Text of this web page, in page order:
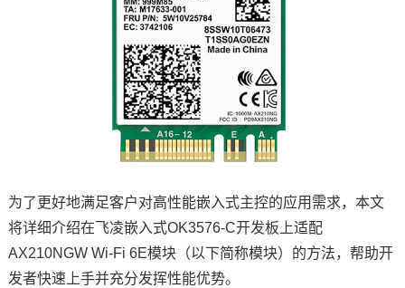
为了更好地满足客户对高性能嵌入式主控的应用需求，本文
将详细介绍在飞凌嵌入式OK3576-C开发板 上适配
AX210NGW Wi-Fi 6E模块（以下简称模块）的方法，帮助开
发者快速上手并充分发挥性能优势。